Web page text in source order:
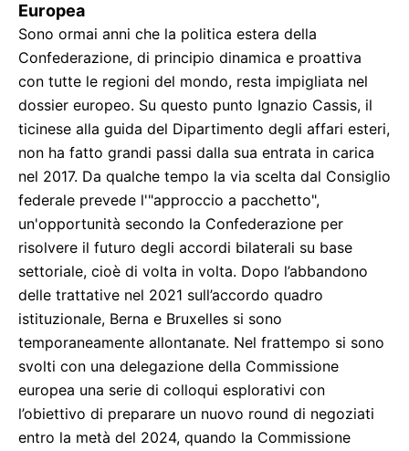
Europea
Sono ormai anni che la politica estera della
Confederazione, di principio dinamica e proattiva
con tutte le regioni del mondo, resta impigliata nel
dossier europeo. Su questo punto Ignazio Cassis, il
ticinese alla guida del Dipartimento degli affari esteri,
non ha fatto grandi passi dalla sua entrata in carica
nel 2017. Da qualche tempo la via scelta dal Consiglio
federale prevede l'"approccio a pacchetto",
un'opportunità secondo la Confederazione per
risolvere il futuro degli accordi bilaterali su base
settoriale, cioè di volta in volta. Dopo l’abbandono
delle trattative nel 2021 sull’accordo quadro
istituzionale, Berna e Bruxelles si sono
temporaneamente allontanate. Nel frattempo si sono
svolti con una delegazione della Commissione
europea una serie di colloqui esplorativi con
l’obiettivo di preparare un nuovo round di negoziati
entro la metà del 2024, quando la Commissione